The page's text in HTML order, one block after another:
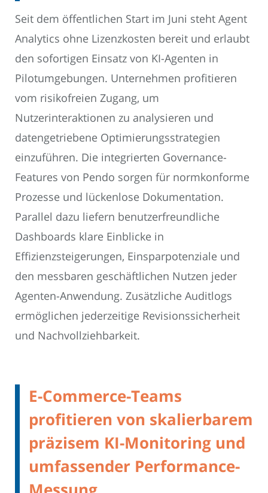
Seit dem öffentlichen Start im Juni steht Agent
Analytics ohne Lizenzkosten bereit und erlaubt
den sofortigen Einsatz von KI-Agenten in
Pilotumgebungen. Unternehmen profitieren
vom risikofreien Zugang, um
Nutzerinteraktionen zu analysieren und
datengetriebene Optimierungsstrategien
einzuführen. Die integrierten Governance-
Features von Pendo sorgen für normkonforme
Prozesse und lückenlose Dokumentation.
Parallel dazu liefern benutzerfreundliche
Dashboards klare Einblicke in
Effizienzsteigerungen, Einsparpotenziale und
den messbaren geschäftlichen Nutzen jeder
Agenten-Anwendung. Zusätzliche Auditlogs
ermöglichen jederzeitige Revisionssicherheit
und Nachvollziehbarkeit.
E-Commerce-Teams
profitieren von skalierbarem
präzisem KI-Monitoring und
umfassender Performance-